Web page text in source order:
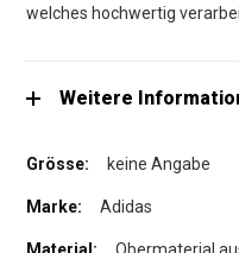
welches hochwertig
Weitere
keine Angabe
Adidas
Obermaterial